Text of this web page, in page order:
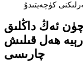
ئەڭ داڭلىق
ھەل قىلىش
چارىسى